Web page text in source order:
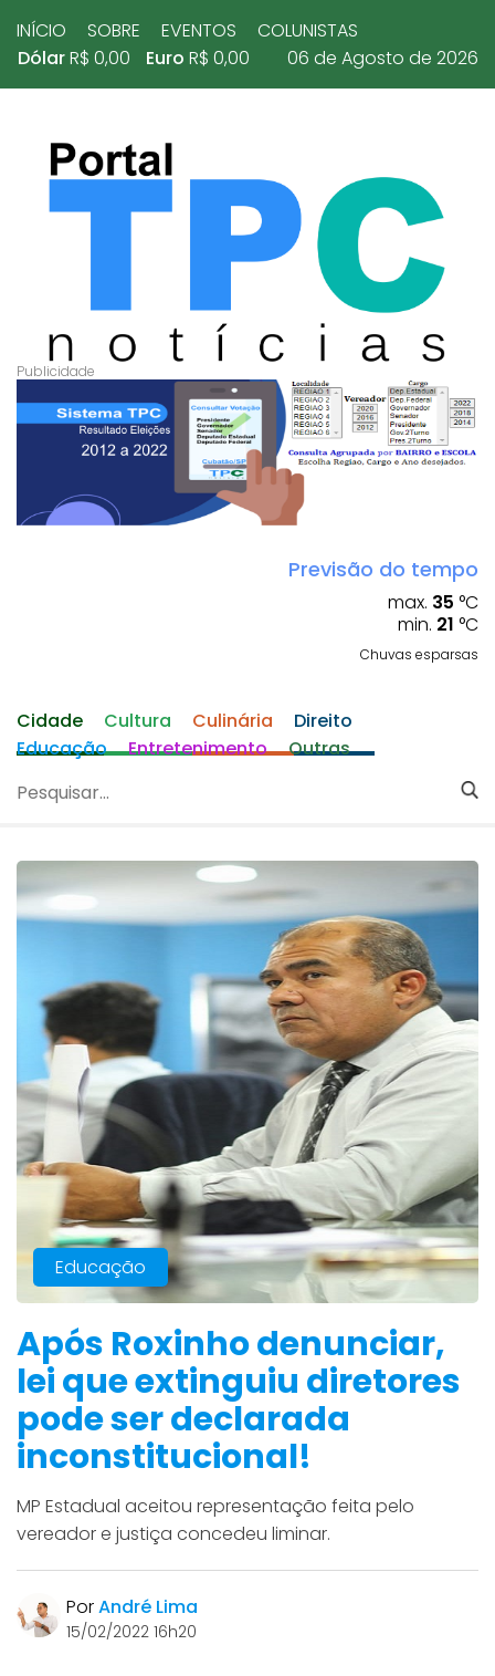
INÍCIO SOBRE EVENTOS
COLUNISTAS
DólarR$ 0,00 Euro R$ 0,00 06 de Agosto de 2026
Previsão do tempo
max. 35 °C
min. 21 °C
Chuvas esparsas
Cidade Cultura Culinária
Direito
Educação
Entretenimento Outras
Educação
Após Roxinho denunciar,
lei que extinguiu diretores
pode ser declarada
inconstitucional!
MP Estadual aceitou representação feita pelo
vereador e justiça concedeu liminar.
PorAndré Lima
15/02/2022 16h20